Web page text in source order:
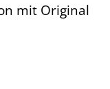
mit Original